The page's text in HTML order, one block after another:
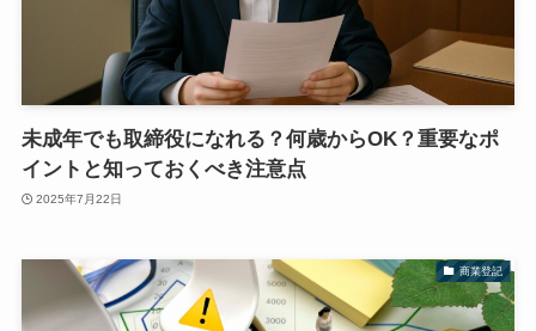
未成年でも取締役になれる？何歳からOK？重要なポ
イントと知っておくべき注意点
2025年7月22日
商業登記